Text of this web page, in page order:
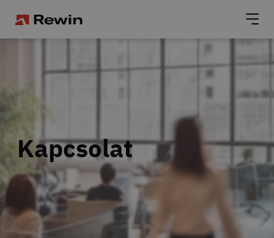
Kapcsolat